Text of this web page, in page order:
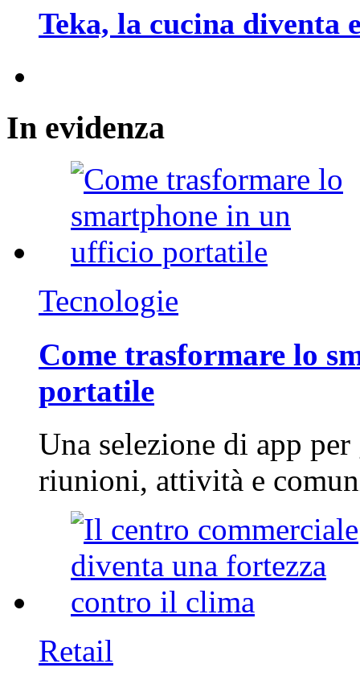
Teka, la cucina diventa
In evidenza
Tecnologie
Come trasformare lo
portatile
Una selezione di app
riunioni, attività e
Retail